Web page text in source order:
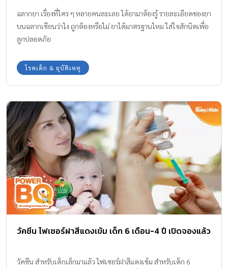
ฉลากยา เรื่องที่ใคร ๆ หลายคนละเลย ได้ยามาต้องรู้ รายละเอียดของยา
บนฉลากเขียนว่าไง ถูกต้องหรือไม่ ยาได้มาตรฐานไหม ใส่ใจสักนิดเพื่อ
ลูกปลอดภัย
โรคเด็ก & อุบัติเหตุ
วัคซีน ไฟเซอร์ฝาสีแดงเข้ม เด็ก 6 เดือน-4 ปี เปิดจองแล้ว
วัคซีน สำหรับเด็กเล็กมาแล้ว ไฟเซอร์ฝาสีแดงเข้ม สำหรับเด็ก 6